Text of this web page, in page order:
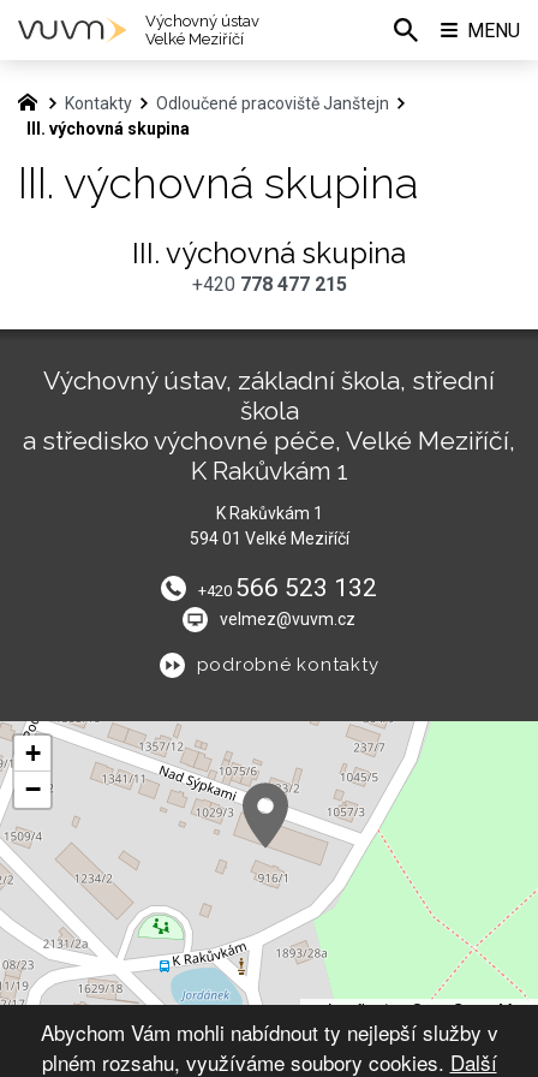
Kontakty
Odloučené pracoviště Janštejn
III. výchovná skupina
III. výchovná skupina
III. výchovná skupina
+420 778 477 215
Výchovný ústav, základní škola, střední
škola
a středisko výchovné péče, Velké Meziříčí,
K Rakůvkám 1
K Rakůvkám 1
594 01 Velké Meziříčí
+420 566 523 132
velmez@vuvm.cz
podrobné kontakty
+
−
Leaflet | © OpenStreetMap
© 2026 Výchovný ústav Velké Meziříčí
Výchovný ústav
Velké Meziříčí
MENU
Abychom Vám mohli nabídnout ty nejlepší služby v
plném rozsahu, využíváme soubory cookies. Další